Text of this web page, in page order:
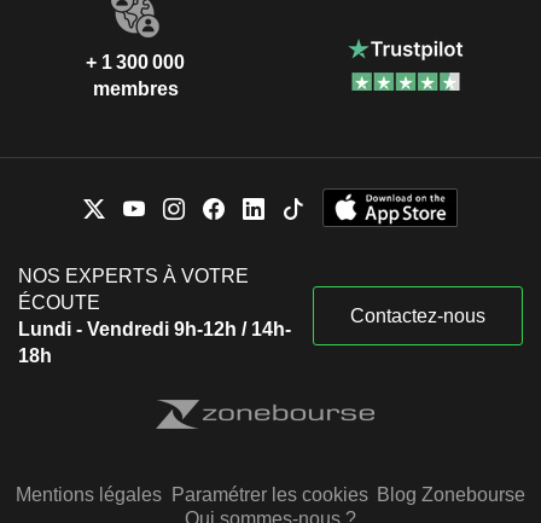
+ 1 300 000
membres
NOS EXPERTS À VOTRE
ÉCOUTE
Lundi - Vendredi 9h-12h / 14h-
18h
Contactez-nous
Mentions légales Paramétrer les cookies Blog Zonebourse